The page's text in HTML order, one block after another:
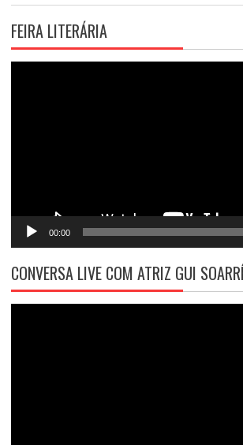
FEIRA LITERÁRIA
00:00
CONVERSA LIVE COM ATRIZ GUI